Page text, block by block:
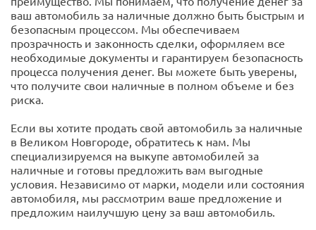
ваш автомобиль за наличные должно быть быстрым и
безопасным процессом. Мы обеспечиваем
прозрачность и законность сделки, оформляем все
необходимые документы и гарантируем безопасность
процесса получения денег. Вы можете быть уверены,
что получите свои наличные в полном объеме и без
риска.
Если вы хотите продать свой автомобиль за наличные
в Великом Новгороде, обратитесь к нам. Мы
специализируемся на выкупе автомобилей за
наличные и готовы предложить вам выгодные
условия. Независимо от марки, модели или состояния
автомобиля, мы рассмотрим ваше предложение и
предложим наилучшую цену за ваш автомобиль.